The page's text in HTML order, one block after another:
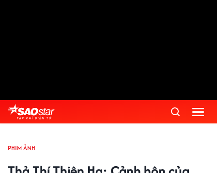
PHIM ẢNH